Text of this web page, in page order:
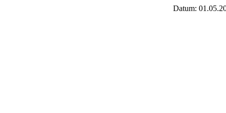
Datum: